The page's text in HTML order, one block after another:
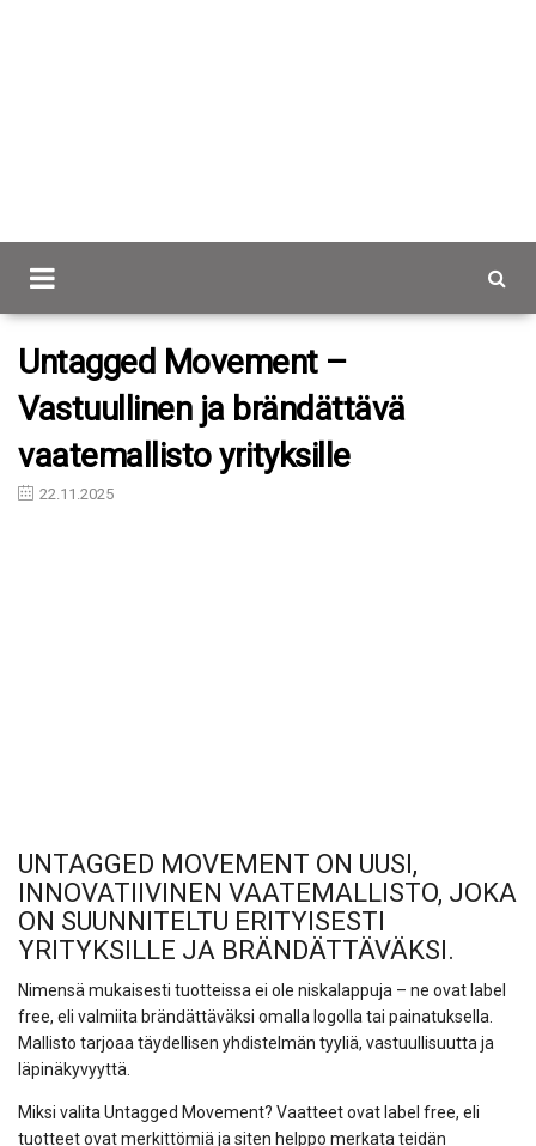
vaatemallisto yrityksille
Untagged Movement –
Vastuullinen ja brändättävä
vaatemallisto yrityksille
22.11.2025
UNTAGGED MOVEMENT ON UUSI,
INNOVATIIVINEN VAATEMALLISTO, JOKA
ON SUUNNITELTU ERITYISESTI
YRITYKSILLE JA BRÄNDÄTTÄVÄKSI.
Nimensä mukaisesti tuotteissa ei ole niskalappuja – ne ovat label
free, eli valmiita brändättäväksi omalla logolla tai painatuksella.
Mallisto tarjoaa täydellisen yhdistelmän tyyliä, vastuullisuutta ja
läpinäkyvyyttä.
Miksi valita Untagged Movement? Vaatteet ovat label free, eli
tuotteet ovat merkittömiä ja siten helppo merkata teidän